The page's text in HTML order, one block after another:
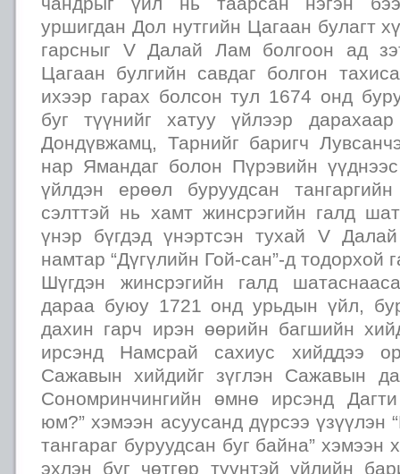
уршигдан Дол нутгийн Цагаан булагт
гарсныг V Далай Лам болгоон ад
Цагаан булгийн савдаг болгон
ихээр гарах болсон тул 1674 онд
буг түүнийг хатуу үйлээр
Дондүвжамц, Тарнийг баригч
нар Ямандаг болон Пүрэвийн
үйлдэн ерөөл буруудсан
сэлттэй нь хамт жинсрэгийн галд
үнэр бүгдэд үнэртсэн тухай V
намтар “Дүгүлийн Гой-сан”-д тодорхой
Шүгдэн жинсрэгийн галд
дараа буюу 1721 онд урьдын үйл,
дахин гарч ирэн өөрийн багшийн
ирсэнд Намсрай сахиус хийддээ
Сажавын хийдийг зүглэн Сажавын
Сономринчингийн өмнө ирсэнд
юм?” хэмээн асуусанд дүрсээ
тангараг буруудсан буг байна” хэмээн
эхлэн буг чөтгөр түүнтэй үйлийн